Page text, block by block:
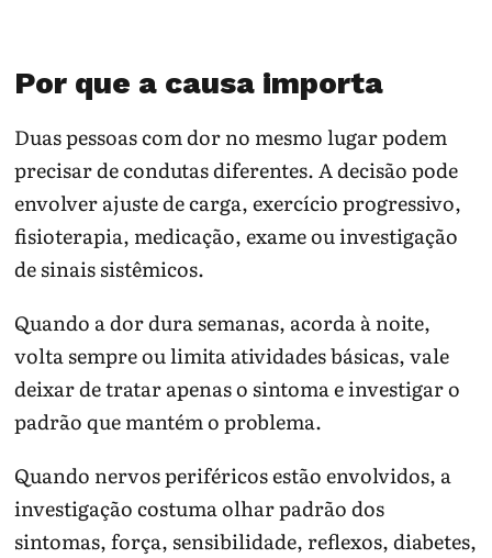
Por que a causa importa
Duas pessoas com dor no mesmo lugar podem
precisar de condutas diferentes. A decisão pode
envolver ajuste de carga, exercício progressivo,
fisioterapia, medicação, exame ou investigação
de sinais sistêmicos.
Quando a dor dura semanas, acorda à noite,
volta sempre ou limita atividades básicas, vale
deixar de tratar apenas o sintoma e investigar o
padrão que mantém o problema.
Quando nervos periféricos estão envolvidos, a
investigação costuma olhar padrão dos
sintomas, força, sensibilidade, reflexos, diabetes,